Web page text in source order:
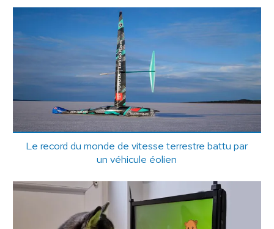
Le record du monde de vitesse terrestre battu par
un véhicule éolien